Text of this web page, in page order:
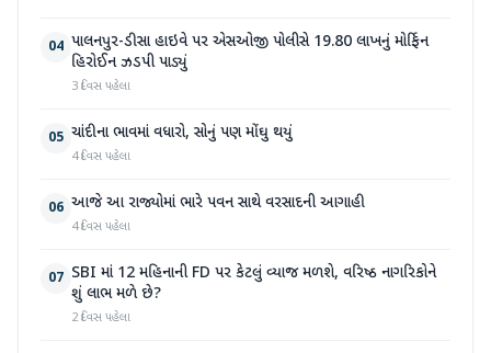
04 પાલનપુર-ડીસા હાઇવે પર એસઓજી પોલીસે 19.80 લાખનું મોર્ફિન
હિરોઈન ઝડપી પાડ્યું
3 દિવસ પહેલા
05 ચાંદીના ભાવમાં વધારો, સોનું પણ મોંઘુ થયું
4 દિવસ પહેલા
06 આજે આ રાજ્યોમાં ભારે પવન સાથે વરસાદની આગાહી
4 દિવસ પહેલા
07 SBI માં 12 મહિનાની FD પર કેટલું વ્યાજ મળશે, વરિષ્ઠ નાગરિકોને
શું લાભ મળે છે?
2 દિવસ પહેલા